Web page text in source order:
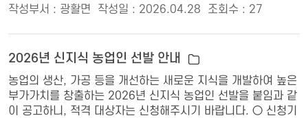
작성부서 : 광활면
작성일 : 2026.04.28 조회수 : 27
2026년 신지식 농업인 선발 안내
농업의 생산, 가공 등을 개선하는 새로운 지식을 개발하여 높은
부가가치를 창출하는 2026년 신지식 농업인 선발을 붙임과 같
이 공고하니, 적격 대상자는 신청해주시기 바랍니다. ○ 신청기